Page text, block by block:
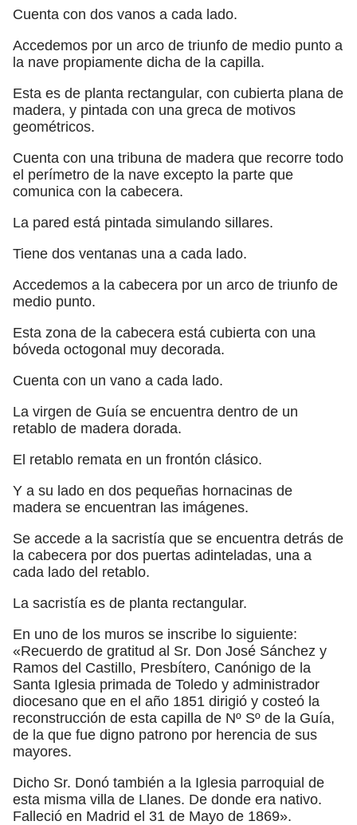
Cuenta con dos vanos a cada lado.
Accedemos por un arco de triunfo de medio punto a
la nave propiamente dicha de la capilla.
Esta es de planta rectangular, con cubierta plana de
madera, y pintada con una greca de motivos
geométricos.
Cuenta con una tribuna de madera que recorre todo
el perímetro de la nave excepto la parte que
comunica con la cabecera.
La pared está pintada simulando sillares.
Tiene dos ventanas una a cada lado.
Accedemos a la cabecera por un arco de triunfo de
medio punto.
Esta zona de la cabecera está cubierta con una
bóveda octogonal muy decorada.
Cuenta con un vano a cada lado.
La virgen de Guía se encuentra dentro de un
retablo de madera dorada.
El retablo remata en un frontón clásico.
Y a su lado en dos pequeñas hornacinas de
madera se encuentran las imágenes.
Se accede a la sacristía que se encuentra detrás de
la cabecera por dos puertas adinteladas, una a
cada lado del retablo.
La sacristía es de planta rectangular.
En uno de los muros se inscribe lo siguiente:
«Recuerdo de gratitud al Sr. Don José Sánchez y
Ramos del Castillo, Presbítero, Canónigo de la
Santa Iglesia primada de Toledo y administrador
diocesano que en el año 1851 dirigió y costeó la
reconstrucción de esta capilla de Nº Sº de la Guía,
de la que fue digno patrono por herencia de sus
mayores.
Dicho Sr. Donó también a la Iglesia parroquial de
esta misma villa de Llanes. De donde era nativo.
Falleció en Madrid el 31 de Mayo de 1869».